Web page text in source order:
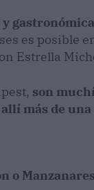
es posible
Estrella
son
más de una
o